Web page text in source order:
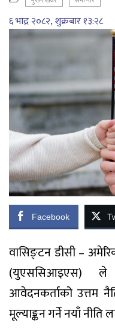
६ भाद्र २०८२, शुक्रबार १३:२८
Facebook
वासिङ्टन डीसी –
(युएससिआइएस) ले
आवेदनकर्ताको उत्तम
मूल्याङ्कन गर्ने नयाँ नीति